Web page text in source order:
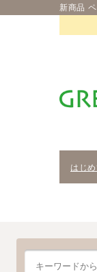
新商品
はじ